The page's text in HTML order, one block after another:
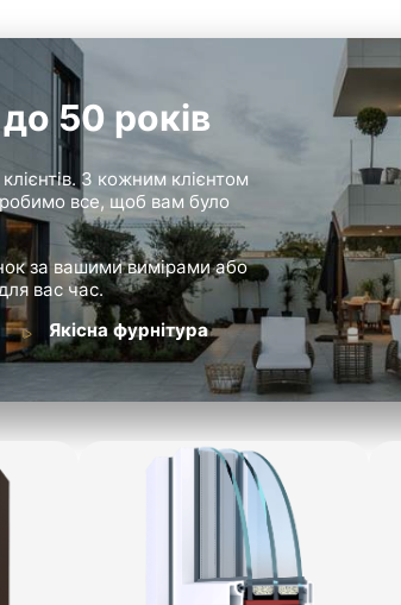
50 років
З кожним клієнтом
робимо все, щоб вам було
за вашими вимірами або
вас час.
Якісна фурнітура